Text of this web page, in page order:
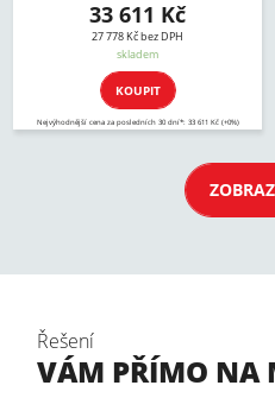
33 611 Kč
27 778 Kč bez DPH
skladem
KOUPIT
Nejvýhodnější cena za posledních 30 dní*: 33 611 Kč (+0%)
Řešení
VÁM PŘÍMO NA